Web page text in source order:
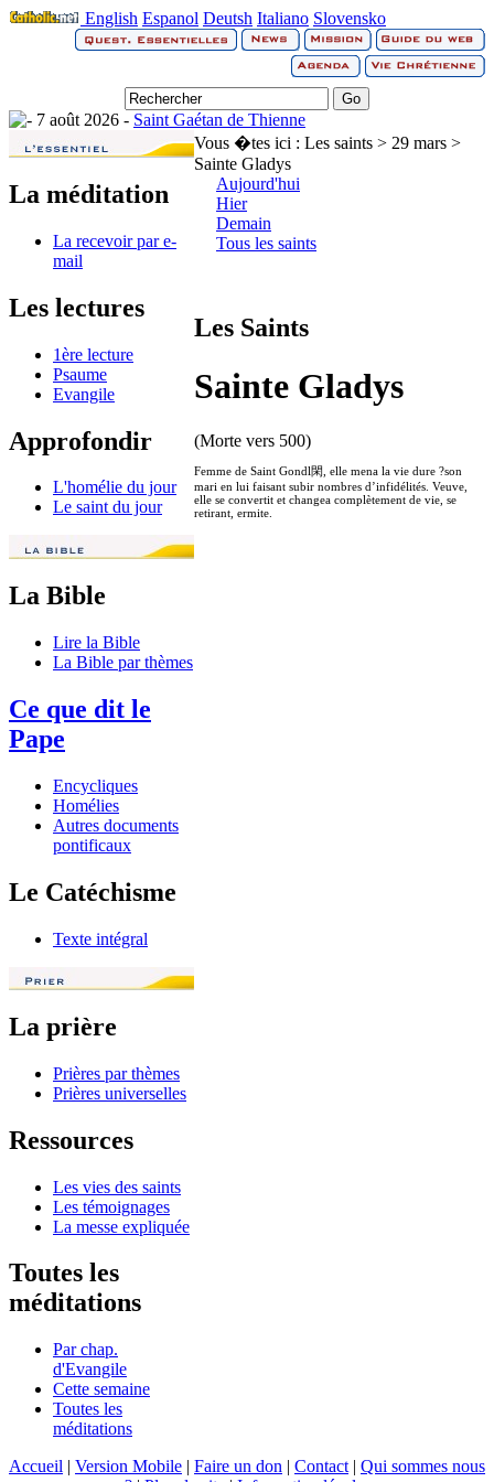
English Espanol Deutsh Italiano Slovensko
7 août 2026 - Saint Gaétan de Thienne
La méditation
La recevoir par e-
mail
Les lectures
1ère lecture
Psaume
Evangile
Approfondir
L'homélie du jour
Le saint du jour
La Bible
Lire la Bible
La Bible par thèmes
Ce que dit le
Pape
Encycliques
Homélies
Autres documents
pontificaux
Le Catéchisme
Texte intégral
La prière
Prières par thèmes
Prières universelles
Ressources
Les vies des saints
Les témoignages
La messe expliquée
Toutes les
méditations
Par chap.
d'Evangile
Cette semaine
Toutes les
méditations
Vous �tes ici : Les saints > 29 mars >
Sainte Gladys
Aujourd'hui
Hier
Demain
Tous les saints
Les Saints
Sainte Gladys
(Morte vers 500)
Femme de Saint Gondl閑, elle mena la vie dure ?son
mari en lui faisant subir nombres d’infidélités. Veuve,
elle se convertit et changea complètement de vie, se
retirant, ermite.
Accueil | Version Mobile | Faire un don | Contact | Qui sommes nous